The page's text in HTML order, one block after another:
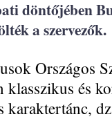
döntőjében
a szervezők.
Országos
és